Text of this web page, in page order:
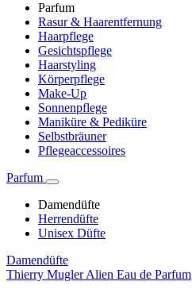
Parfum
Rasur & Haarentfernung
Haarpflege
Gesichtspflege
Haarstyling
Körperpflege
Make-Up
Sonnenpflege
Maniküre & Pediküre
Selbstbräuner
Pflegeaccessoires
Parfum
Damendüfte
Herrendüfte
Unisex Düfte
Damendüfte
Thierry Mugler Alien Eau de Parfum